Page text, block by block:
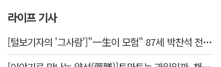
라이프 기사
[털보기자의 '그사람']"一生이 모험" 87세 박찬석 전 경북대 총장